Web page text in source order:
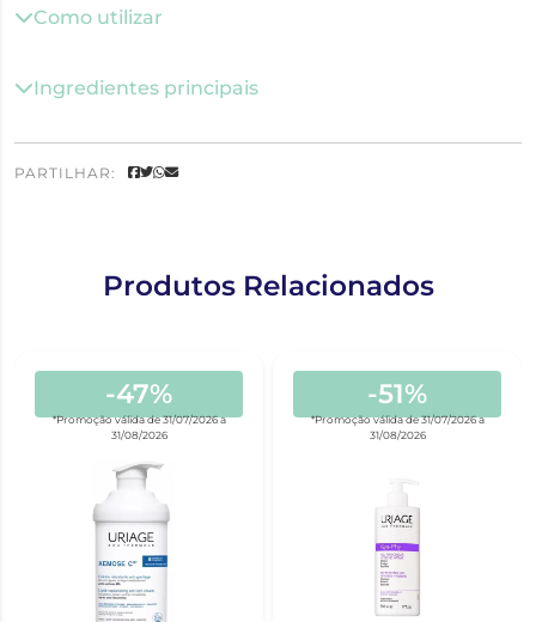
Como utilizar
Ingredientes principais
PARTILHAR:
Produtos Relacionados
-47%
*Promoção válida de 31/07/2026 a
31/08/2026
-51%
*Promoção válida de 31/07/2026 a
31/08/2026